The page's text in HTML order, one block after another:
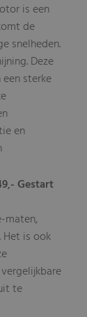
is een
de
snelheden.
Deze
sterke
en
,- Gestart
maten,
. Het is ook
te